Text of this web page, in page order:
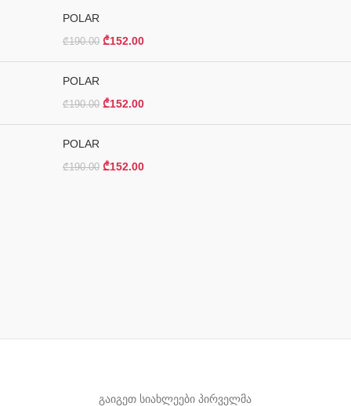
POLAR
₾190.00 ₾152.00
POLAR
₾190.00 ₾152.00
POLAR
₾190.00 ₾152.00
გაიგეთ სიახლეები პირველმა